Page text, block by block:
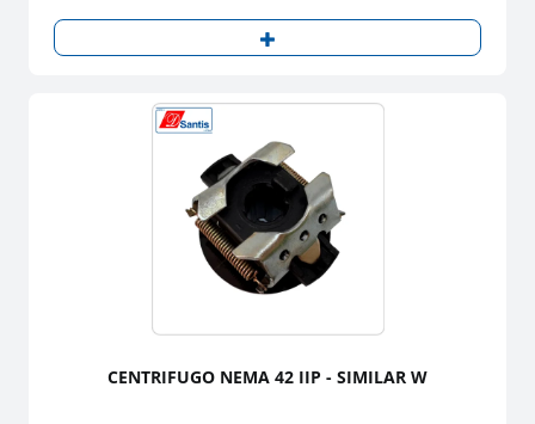
CENTRIFUGO NEMA 42 IIP - SIMILAR W